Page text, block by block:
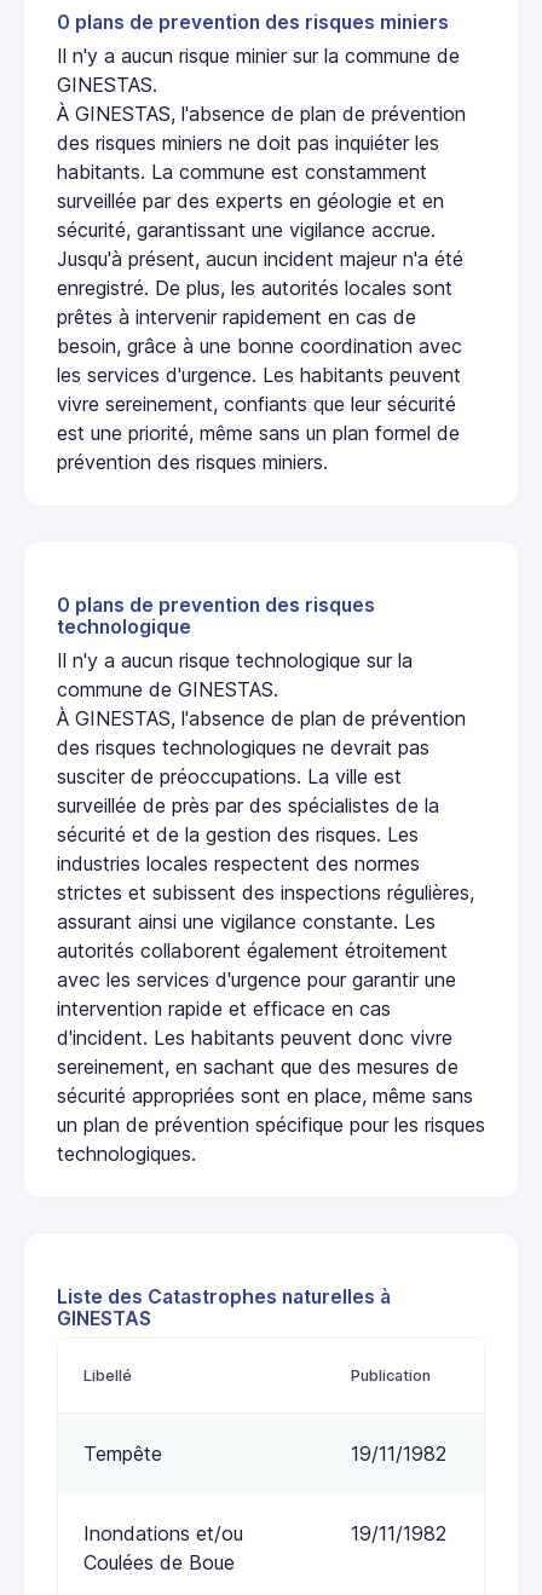
0 plans de prevention des risques miniers
Il n'y a aucun risque minier sur la commune de
GINESTAS.
À GINESTAS, l'absence de plan de prévention
des risques miniers ne doit pas inquiéter les
habitants. La commune est constamment
surveillée par des experts en géologie et en
sécurité, garantissant une vigilance accrue.
Jusqu'à présent, aucun incident majeur n'a été
enregistré. De plus, les autorités locales sont
prêtes à intervenir rapidement en cas de
besoin, grâce à une bonne coordination avec
les services d'urgence. Les habitants peuvent
vivre sereinement, confiants que leur sécurité
est une priorité, même sans un plan formel de
prévention des risques miniers.
0 plans de prevention des risques
technologique
Il n'y a aucun risque technologique sur la
commune de GINESTAS.
À GINESTAS, l'absence de plan de prévention
des risques technologiques ne devrait pas
susciter de préoccupations. La ville est
surveillée de près par des spécialistes de la
sécurité et de la gestion des risques. Les
industries locales respectent des normes
strictes et subissent des inspections régulières,
assurant ainsi une vigilance constante. Les
autorités collaborent également étroitement
avec les services d'urgence pour garantir une
intervention rapide et efficace en cas
d'incident. Les habitants peuvent donc vivre
sereinement, en sachant que des mesures de
sécurité appropriées sont en place, même sans
un plan de prévention spécifique pour les risques
technologiques.
Liste des Catastrophes naturelles à
GINESTAS
Libellé Publication
Tempête 19/11/1982
Inondations et/ou
Coulées de Boue
19/11/1982